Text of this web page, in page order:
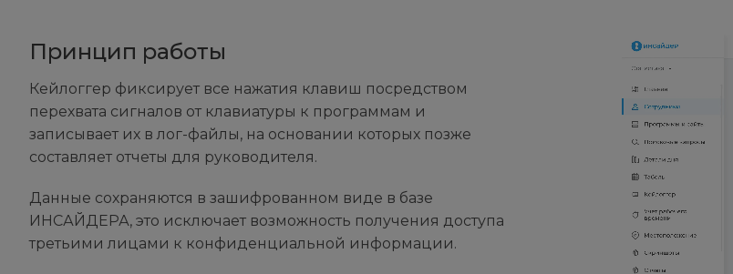
Принцип работы
Кейлоггер фиксирует все нажатия клавиш посредством
перехвата сигналов от клавиатуры к программам и
записывает их в лог-файлы, на основании которых позже
составляет отчеты для руководителя.
Данные сохраняются в зашифрованном виде в базе
ИНСАЙДЕРА, это исключает возможность получения доступа
третьими лицами к конфиденциальной информации.